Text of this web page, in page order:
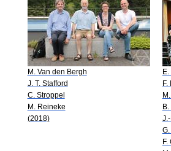
M. Van den Bergh
J. T. Stafford
C. Stroppel
M. Reineke
(2018)
F.
F.